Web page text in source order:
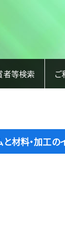
者等検索 ご
材料・加工の